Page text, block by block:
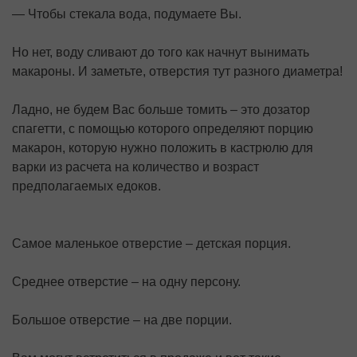
— Чтобы стекала вода, подумаете Вы.
Но нет, воду сливают до того как начнут вынимать
макароны. И заметьте, отверстия тут разного диаметра!
Ладно, не будем Вас больше томить – это дозатор
спагетти, с помощью которого определяют порцию
макарон, которую нужно положить в кастрюлю для
варки из расчета на количество и возраст
предполагаемых едоков.
Самое маленькое отверстие – детская порция.
Среднее отверстие – на одну персону.
Большое отверстие – на две порции.